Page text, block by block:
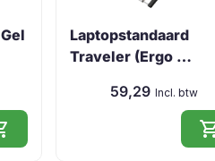
Laptopstandaard
Traveler (Ergo …
59,29 Incl. btw